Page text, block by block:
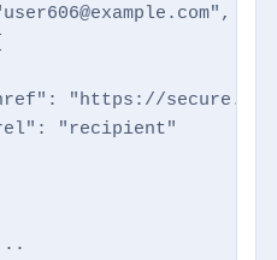
"https://
"recipient"